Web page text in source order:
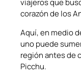
viajeros que
corazón de los
Aquí, en medio
uno puede
región antes de
Picchu.